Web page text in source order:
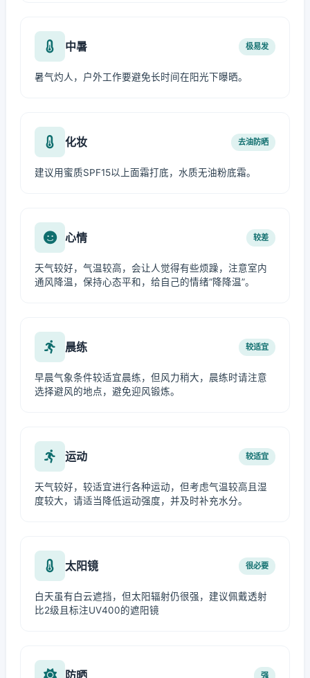
中暑 极易发
暑气灼人，户外工作要避免长时间在阳光下曝晒。
化妆 去油防晒
建议用蜜质SPF15以上面霜打底，水质无油粉底霜。
心情 较差
天气较好，气温较高，会让人觉得有些烦躁，注意室内
通风降温，保持心态平和，给自己的情绪“降降温”。
晨练 较适宜
早晨气象条件较适宜晨练，但风力稍大，晨练时请注意
选择避风的地点，避免迎风锻炼。
运动 较适宜
天气较好，较适宜进行各种运动，但考虑气温较高且湿
度较大，请适当降低运动强度，并及时补充水分。
太阳镜 很必要
白天虽有白云遮挡，但太阳辐射仍很强，建议佩戴透射
比2级且标注UV400的遮阳镜
防晒 强